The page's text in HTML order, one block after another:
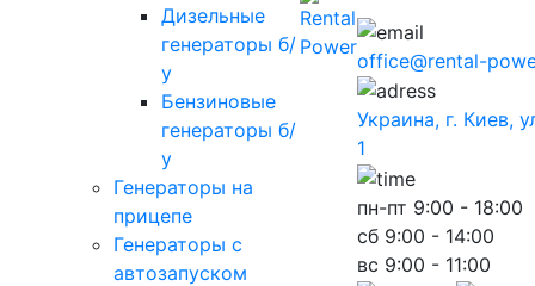
Дизельные
генераторы б/
у
Бензиновые
генераторы б/
у
Генераторы на
прицепе
Генераторы с
автозапуском
office@rental-
Украина, г. Киев,
1
пн-пт 9:00 - 18:00
сб 9:00 - 14:00
вс 9:00 - 11:00